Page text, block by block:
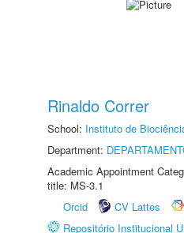
Rinaldo Correr
School: Instituto de
Department:
Academic Appointment
title: MS-3.1
Orcid
CV Lattes
Repositório Institucional